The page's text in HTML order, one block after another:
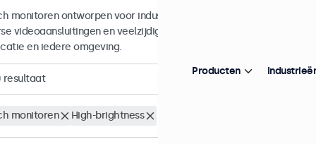
monitoren ontworpen voor industrieel en commercieel gebruik.
videoaansluitingen en veelzijdige montageopties, waarmee ze
en iedere omgeving.
resultaat
monitoren High-brightness
Producten